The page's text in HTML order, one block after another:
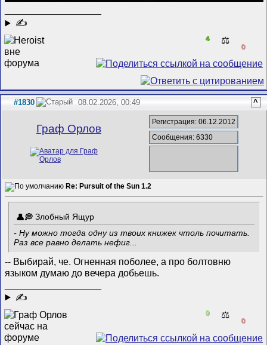
✍
4 ⚖️
0
#1830 08.02.2026, 00:49 ^
Граф Орлов
Регистрация: 06.12.2012
Сообщения: 6330
Re: Pursuit of the Sun 1.2
Злобный Ящур
- Ну можно тогда одну из твоих книжек чтоль почитать.
Раз все равно делать нефиг...
-- Выбирай, че. Огненная поболее, а про болтовню
языком думаю до вечера добьешь.
✍
0 ⚖️
0